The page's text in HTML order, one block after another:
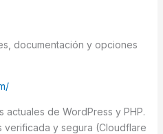
documentación y opciones
actuales de WordPress y PHP.
verificada y segura (Cloudflare